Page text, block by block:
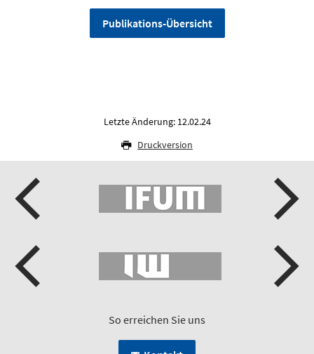
Publikations-Übersicht
Letzte Änderung: 12.02.24
Druckversion
So erreichen Sie uns